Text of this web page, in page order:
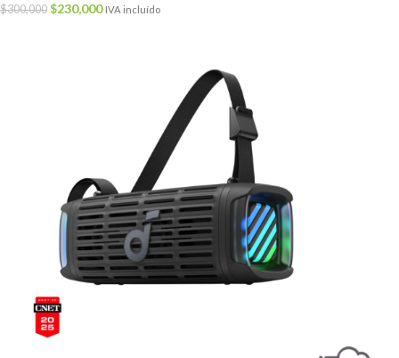
$300,000 $230,000 IVA incluído